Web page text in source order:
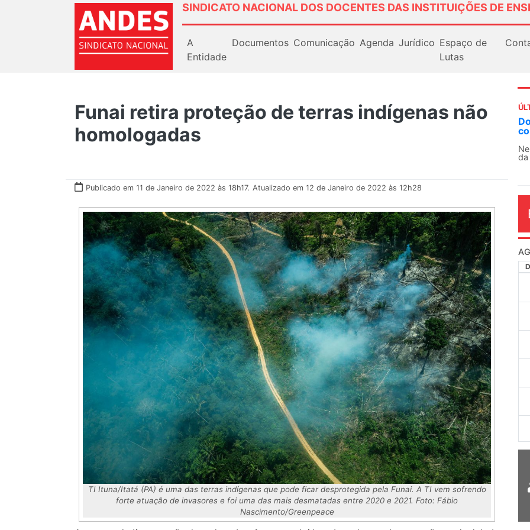
SINDICATO NACIONAL DOS DOCENTES DAS INSTITUIÇÕES DE
A
Entidade
Documentos Comunicação Agenda Jurídico Espaço de
Lutas
Funai retira proteção de terras indígenas não
homologadas
Publicado em 11 de Janeiro de 2022 às 18h17. Atualizado em 12 de Janeiro de 2022 às 12h28
TI Ituna/Itatá (PA) é uma das terras indígenas que pode ficar desprotegida pela Funai. A TI vem sofrendo
forte atuação de invasores e foi uma das mais desmatadas entre 2020 e 2021. Foto: Fábio
Nascimento/Greenpeace
O